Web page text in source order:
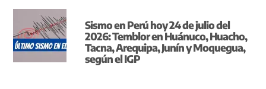
Sismo en Perú hoy 24 de julio del
2026: Temblor en Huánuco, Huacho,
Tacna, Arequipa, Junín y Moquegua,
según el IGP